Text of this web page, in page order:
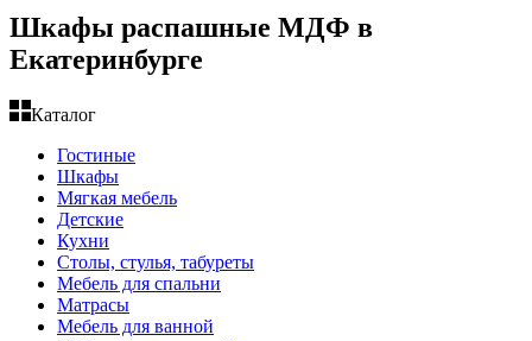
Шкафы распашные МДФ в
Екатеринбурге
Каталог
Гостиные
Шкафы
Мягкая мебель
Детские
Кухни
Столы, стулья, табуреты
Мебель для спальни
Матрасы
Мебель для ванной